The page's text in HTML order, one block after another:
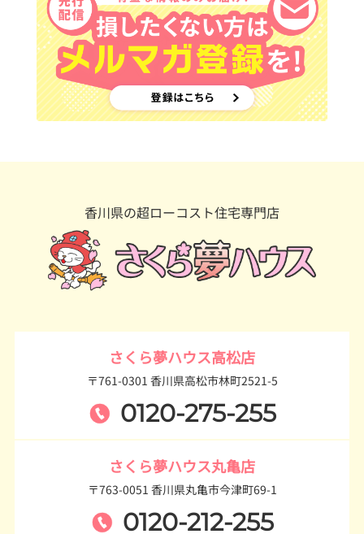
香川県の超ローコスト住宅専門店
さくら夢ハウス高松店
〒761-0301 香川県高松市林町2521-5
0120-275-255
さくら夢ハウス丸亀店
〒763-0051 香川県丸亀市今津町69-1
0120-212-255